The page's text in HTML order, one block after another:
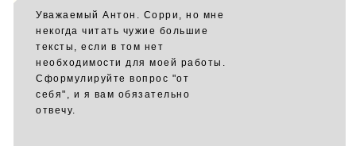
Уважаемый Антон. Сорри, но мне
некогда читать чужие большие
тексты, если в том нет
необходимости для моей работы.
Сформулируйте вопрос "от
себя", и я вам обязательно
отвечу.